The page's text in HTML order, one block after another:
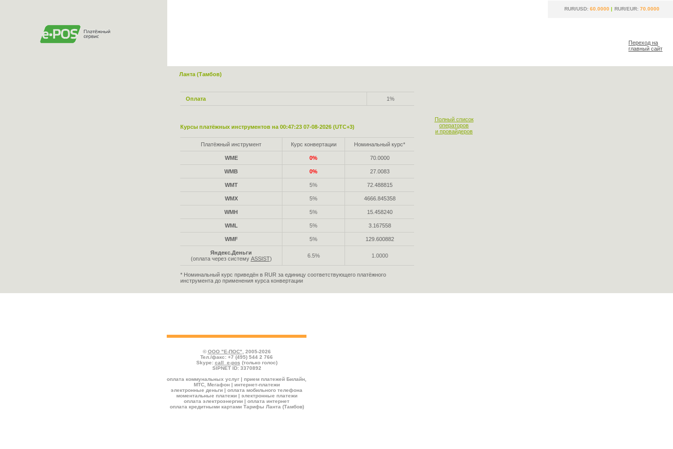
RUR/USD: 60.0000 | RUR/EUR: 70.0000
Переход на
главный сайт
Ланта (Тамбов)
Оплата 1%
Курсы платёжных инструментов на 00:47:23 07-08-2026 (UTC+3)
Платёжный инструмент Курс конвертации Номинальный курс*
WME 0% 70.0000
WMB 0% 27.0083
WMT 5% 72.488815
WMX 5% 4666.845358
WMH 5% 15.458240
WML 5% 3.167558
WMF 5% 129.600882
Яндекс.Деньги
(оплата через систему ASSIST) 6.5% 1.0000
* Номинальный курс приведён в RUR за единицу соответствующего платёжного
инструмента до применения курса конвертации
Полный список
операторов
и провайдеров
© ООО "Е-ПОС" , 2005-2026
Тел./факс: +7 (495) 544 2 766
Skype: call_e-pos (только голос)
SIPNET ID: 3370892
оплата коммунальных услуг | прием платежей Билайн,
МТС, Мегафон | интернет-платежи
электронные деньги | оплата мобильного телефона
моментальные платежи | электронные платежи
оплата электроэнергии | оплата интернет
оплата кредитными картами Тарифы Ланта (Тамбов)